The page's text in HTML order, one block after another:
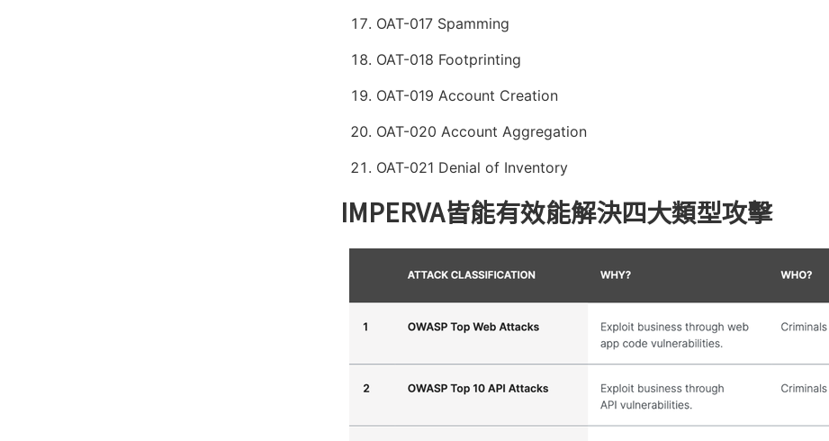
OAT-017 Spamming
OAT-018 Footprinting
OAT-019 Account Creation
OAT-020 Account Aggregation
OAT-021 Denial of Inventory
IMPERVA皆能有效能解決四大類型攻擊